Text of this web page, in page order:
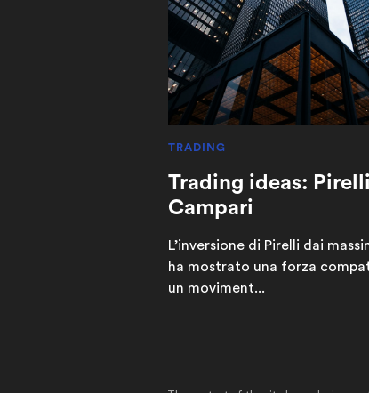
TRADING
Trading ideas:
Campari
L’inversione di Pirelli dai
ha mostrato una forza
un moviment...